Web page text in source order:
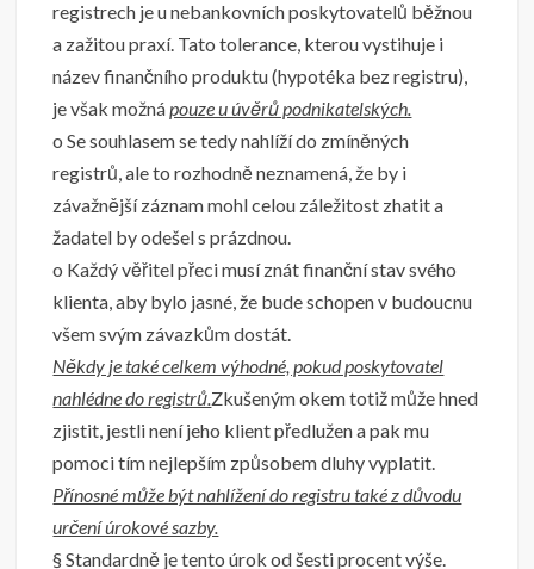
registrech je u nebankovních poskytovatelů běžnou
a zažitou praxí. Tato tolerance, kterou vystihuje i
název finančního produktu (hypotéka bez registru),
je však možnápouze u úvěrů podnikatelských.
o Se souhlasem se tedy nahlíží do zmíněných
registrů, ale to rozhodně neznamená, že by i
závažnější záznam mohl celou záležitost zhatit a
žadatel by odešel s prázdnou.
o Každý věřitel přeci musí znát finanční stav svého
klienta, aby bylo jasné, že bude schopen v budoucnu
všem svým závazkům dostát.
Někdy je také celkem výhodné, pokud poskytovatel
nahlédne do registrů.Zkušeným okem totiž může hned
zjistit, jestli není jeho klient předlužen a pak mu
pomoci tím nejlepším způsobem dluhy vyplatit.
Přínosné může být nahlížení do registru také z důvodu
určení úrokové sazby.
§ Standardně je tento úrok od šesti procent výše.